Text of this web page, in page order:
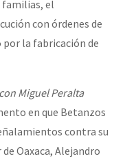
el
con órdenes de
la fabricación de
Miguel Peralta
en que Betanzos
contra su
Oaxaca, Alejandro